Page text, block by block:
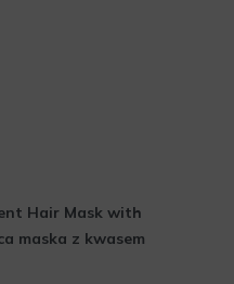
Hair Mask with
maska z kwasem